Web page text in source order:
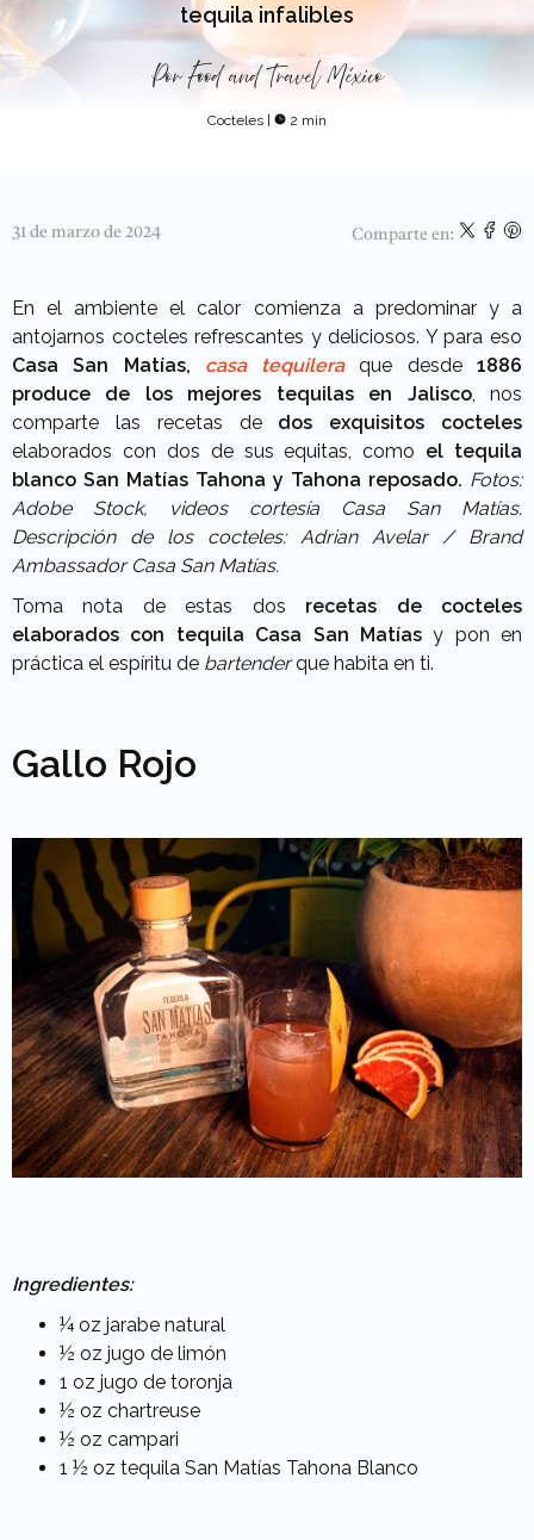
tequila infalibles
Por Food and Travel México
Cocteles | 2 min
31 de marzo de 2024 Comparte en:
En el ambiente el calor comienza a predominar y a
antojarnos cocteles refrescantes y deliciosos. Y para eso
Casa San Matías, casa tequileraque desde1886
produce de los mejores tequilas en Jalisco,
nos
comparte las recetas de dos exquisitos cocteles
elaborados con dos de sus equitas, como el tequila
blanco San Matías Tahona y Tahona reposado. Fotos:
Adobe Stock, videos cortesía Casa San Matías.
Descripción de los cocteles: Adrian Avelar / Brand
Ambassador Casa San Matías.
Toma nota de estas dos recetas de cocteles
elaborados con tequila Casa San Matíasy pon en
práctica el espíritu de bartenderque habita en ti.
Gallo Rojo
Ingredientes:
¼ oz jarabe natural
½ oz jugo de limón
1 oz jugo de toronja
½ oz chartreuse
½ oz campari
1 ½ oz tequila San Matías Tahona Blanco